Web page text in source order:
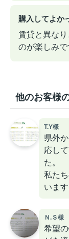
購入してよか
賃貸と異な
のが楽しみで
他のお客様
T.Y様
県外
応し
た。
私た
います
Ｎ.Ｓ様
希望